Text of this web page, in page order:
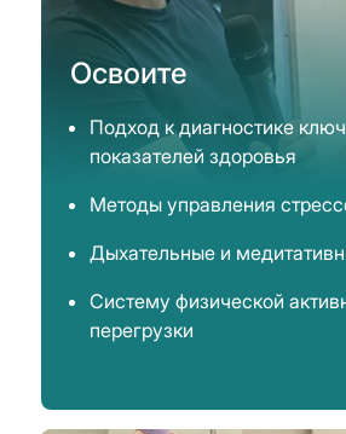
Освоите
Подход к диагностике
показателей здоровья
Методы управления
Дыхательные и
Систему физической
перегрузки